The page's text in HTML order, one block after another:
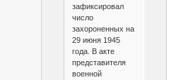
зафиксировал
число
захороненных на
29 июня 1945
года. В акте
представителя
военной